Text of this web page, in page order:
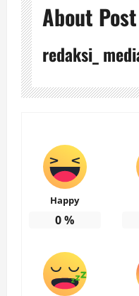
About
redaksi_
Happy
0%